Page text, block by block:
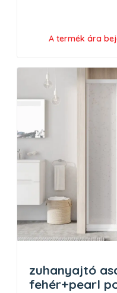
A termék ára
zuhanyajtó
fehér+pearl